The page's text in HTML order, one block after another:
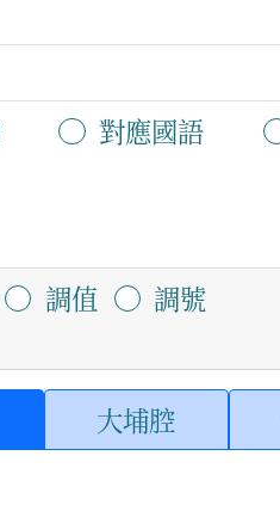
對應國語
調值 調號
大埔腔